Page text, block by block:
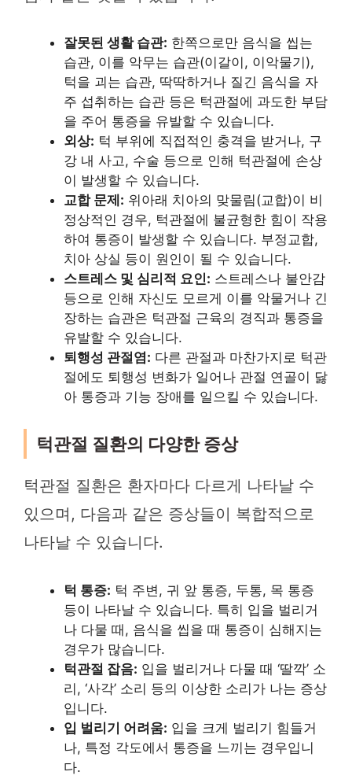
잘못된 생활 습관: 한쪽으로만 음식을 씹는
습관, 이를 악무는 습관(이갈이, 이악물기),
턱을 괴는 습관, 딱딱하거나 질긴 음식을 자
주 섭취하는 습관 등은 턱관절에 과도한 부담
을 주어 통증을 유발할 수 있습니다.
외상: 턱 부위에 직접적인 충격을 받거나, 구
강 내 사고, 수술 등으로 인해 턱관절에 손상
이 발생할 수 있습니다.
교합 문제: 위아래 치아의 맞물림(교합)이 비
정상적인 경우, 턱관절에 불균형한 힘이 작용
하여 통증이 발생할 수 있습니다. 부정교합,
치아 상실 등이 원인이 될 수 있습니다.
스트레스 및 심리적 요인: 스트레스나 불안감
등으로 인해 자신도 모르게 이를 악물거나 긴
장하는 습관은 턱관절 근육의 경직과 통증을
유발할 수 있습니다.
퇴행성 관절염: 다른 관절과 마찬가지로 턱관
절에도 퇴행성 변화가 일어나 관절 연골이 닳
아 통증과 기능 장애를 일으킬 수 있습니다.
턱관절 질환의 다양한 증상
턱관절 질환은 환자마다 다르게 나타날 수
있으며, 다음과 같은 증상들이 복합적으로
나타날 수 있습니다.
턱 통증: 턱 주변, 귀 앞 통증, 두통, 목 통증
등이 나타날 수 있습니다. 특히 입을 벌리거
나 다물 때, 음식을 씹을 때 통증이 심해지는
경우가 많습니다.
턱관절 잡음: 입을 벌리거나 다물 때 ‘딸깍’ 소
리, ‘사각’ 소리 등의 이상한 소리가 나는 증상
입니다.
입 벌리기 어려움: 입을 크게 벌리기 힘들거
나, 특정 각도에서 통증을 느끼는 경우입니
다.